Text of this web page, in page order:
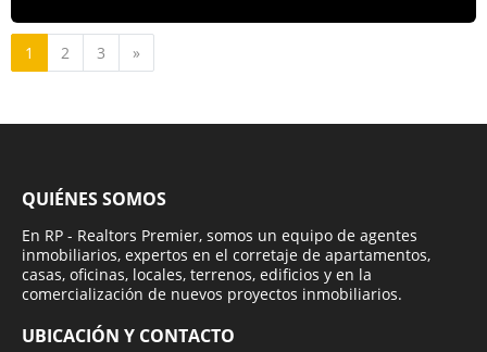
1 2 3 »
QUIÉNES SOMOS
En RP - Realtors Premier, somos un equipo de agentes
inmobiliarios, expertos en el corretaje de apartamentos,
casas, oficinas, locales, terrenos, edificios y en la
comercialización de nuevos proyectos inmobiliarios.
UBICACIÓN Y CONTACTO